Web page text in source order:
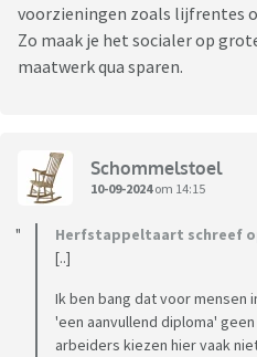
voorzieningen zoals lijfrentes
Zo maak je het socialer op
maatwerk qua sparen.
Schommelstoel
10-09-2024om 14:15
Herfstappeltaart schreef op
[..]
Ik ben bang dat voor mensen
'een aanvullend diploma'
arbeiders kiezen hier vaak